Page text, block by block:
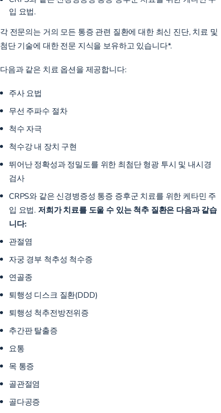
입 요법.
각 전문의는 거의 모든 통증 관련 질환에 대한 최신 진단, 치료 및
첨단 기술에 대한 전문 지식을 보유하고 있습니다*.
다음과 같은 치료 옵션을 제공합니다:
주사 요법
무선 주파수 절차
척수 자극
척수강 내 장치 구현
뛰어난 정확성과 정밀도를 위한 최첨단 형광 투시 및 내시경
검사
CRPS와 같은 신경병증성 통증 증후군 치료를 위한 케타민 주
입 요법. 저희가 치료를 도울 수 있는 척추 질환은 다음과 같습
니다:
관절염
자궁 경부 척추성 척수증
연골종
퇴행성 디스크 질환(DDD)
퇴행성 척추전방전위증
추간판 탈출증
요통
목 통증
골관절염
골다공증